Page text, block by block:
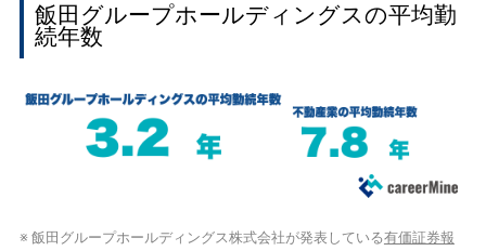
飯田グループホールディングスの平均勤
続年数
※ 飯田グループホールディングス株式会社が発表している有価証券報